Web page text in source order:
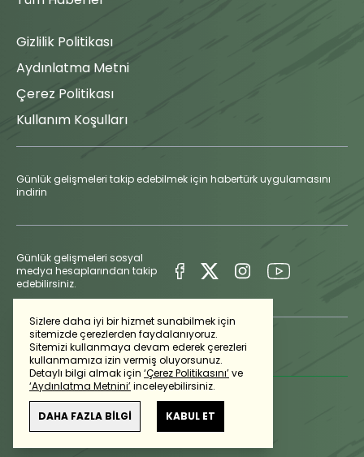
Sizlere daha iyi bir hizmet sunabilmek için
sitemizde çerezlerden faydalanıyoruz.
Sitemizi kullanmaya devam ederek çerezleri
kullanmamıza izin vermiş oluyorsunuz.
Detaylı bilgi almak için ‘Çerez Politikasını’ve
‘Aydınlatma Metnini’inceleyebilirsiniz.
DAHA FAZLA BİLGİ KABUL ET
Gizlilik Politikası
Aydınlatma Metni
Çerez Politikası
Kullanım Koşulları
Günlük gelişmeleri takip edebilmek için habertürk uygulamasını
indirin
Günlük gelişmeleri sosyal
medya hesaplarından takip
edebilirsiniz.